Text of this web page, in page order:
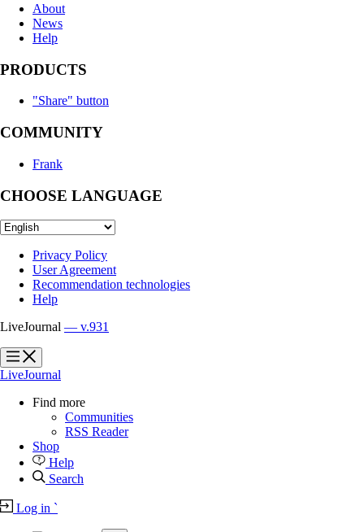
About
News
Help
PRODUCTS
"Share" button
COMMUNITY
Frank
CHOOSE LANGUAGE
Privacy Policy
User Agreement
Recommendation technologies
Help
LiveJournal — v.931
?
?
LiveJournal
Find more
Communities
RSS Reader
Shop
Help
Search
Log in `